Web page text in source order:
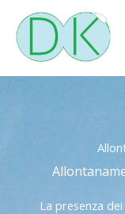
contenuto
La presenza